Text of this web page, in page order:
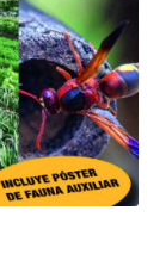
hijo